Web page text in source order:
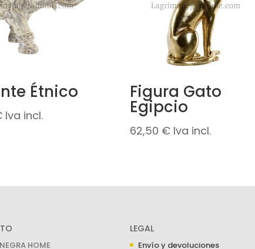
Étnico
Iva incl.
Figura Gato
Egipcio
62,50 € Iva incl.
HOME
LEGAL
Envío y devoluciones